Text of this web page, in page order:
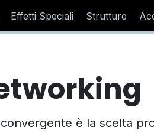
Effetti Speciali Strutture
è la scelta